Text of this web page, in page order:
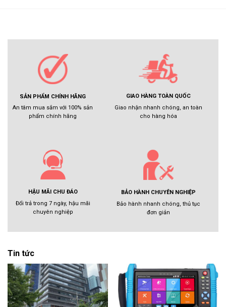
SẢN PHẨM CHÍNH HÃNG
An tâm mua sắm với 100% sản
phẩm chính hãng
GIAO HÀNG TOÀN QUỐC
Giao nhận nhanh chóng, an toàn
cho hàng hóa
HẬU MÃI CHU ĐÁO
Đổi trả trong 7 ngày, hậu mãi
chuyên nghiệp
BẢO HÀNH CHUYÊN NGHIỆP
Bảo hành nhanh chóng, thủ tục
đơn giản
Tin tức